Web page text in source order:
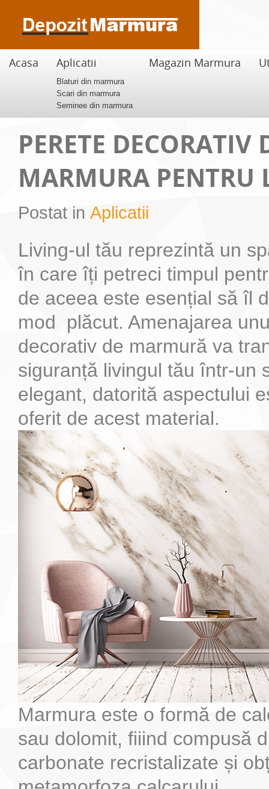
Acasa Aplicatii
Blaturi din marmura
Scari din marmura
Seminee din marmura
Magazin Marmura
De ce sa alegem marmura si nu granitul
Marmura este solutia perfecta pentru realizarea blaturilor pentru baie
Cum sa alegi piatra naturala potrivita pentru locuinta ta
Blaturile de bucatarie din marmura sunt foarte elegante si de asemenea
PERETE DECORATIV
MARMURA PENTRU
Postat in Aplicatii
Living-ul tău reprezintă un
în care îți petreci timpul
de aceea este esențial să îl
mod plăcut. Amenajarea
decorativ de marmură va
siguranță livingul tău într-un
elegant, datorită aspectului
oferit de acest material.
Marmura este o formă de
sau dolomit, fiiind compusă
carbonate recristalizate și